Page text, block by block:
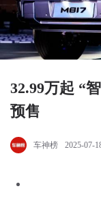
32.99万起 “
预售
车神榜 2025-07-